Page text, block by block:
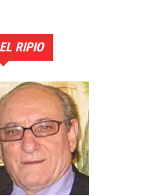
EL RIPIO